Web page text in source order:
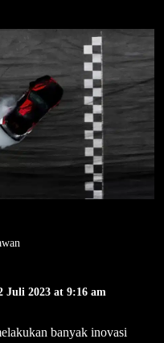
Juli 2023 at 9:16 am
banyak inovasi